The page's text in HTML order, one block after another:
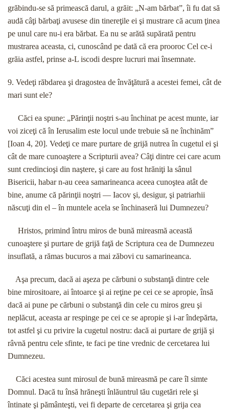
grăbindu-se să primească darul, a grăit: „N-am bărbat”, îi fu dat să
audă câţi bărbaţi avusese din tinereţile ei şi mustrare că acum ţinea
pe unul care nu-i era bărbat. Ea nu se arătă supărată pentru
mustrarea aceasta, ci, cunoscând pe dată că era prooroc Cel ce-i
grăia astfel, prinse a-L iscodi despre lucruri mai însemnate.
9. Vedeţi răbdarea şi dragostea de învăţătură a acestei femei, cât de
mari sunt ele?
Căci ea spune: „Părinţii noştri s-au închinat pe acest munte, iar
voi ziceţi că în Ierusalim este locul unde trebuie să ne închinăm”
[Ioan 4, 20]. Vedeţi ce mare purtare de grijă nutrea în cugetul ei şi
cât de mare cunoaştere a Scripturii avea? Câţi dintre cei care acum
sunt credincioşi din naştere, şi care au fost hrăniţi la sânul
Bisericii, habar n-au ceea samarineanca aceea cunoştea atât de
bine, anume că părinţii noştri — Iacov şi, desigur, şi patriarhii
născuţi din el – în muntele acela se închinaseră lui Dumnezeu?
Hristos, primind întru miros de bună mireasmă această
cunoaştere şi purtare de grijă faţă de Scriptura cea de Dumnezeu
insuflată, a rămas bucuros a mai zăbovi cu samarineanca.
Aşa precum, dacă ai aşeza pe cărbuni o substanţă dintre cele
bine mirositoare, ai întoarce şi ai reţine pe cei ce se apropie, însă
dacă ai pune pe cărbuni o substanţă din cele cu miros greu şi
neplăcut, aceasta ar respinge pe cei ce se apropie şi i-ar îndepărta,
tot astfel şi cu privire la cugetul nostru: dacă ai purtare de grijă şi
râvnă pentru cele sfinte, te faci pe tine vrednic de cercetarea lui
Dumnezeu.
Căci acestea sunt mirosul de bună mireasmă pe care îl simte
Domnul. Dacă tu însă hrăneşti înlăuntrul tău cugetări rele şi
întinate şi pământeşti, vei fi departe de cercetarea şi grija cea